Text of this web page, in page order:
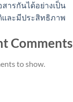
ารกันได้อย่างเป็น
และมีประสิทธิภาพ
Comments
to show.